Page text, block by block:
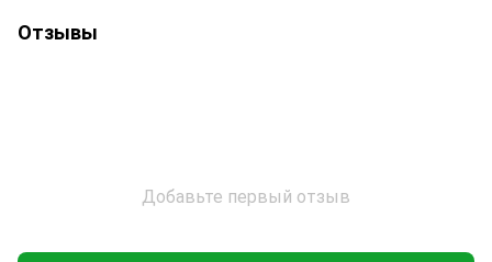
Отзывы
Добавьте первый отзыв